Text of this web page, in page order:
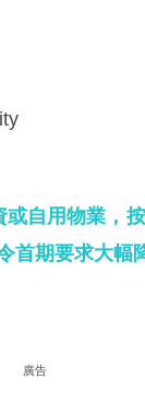
自用物業，
首期要求大幅
廣告